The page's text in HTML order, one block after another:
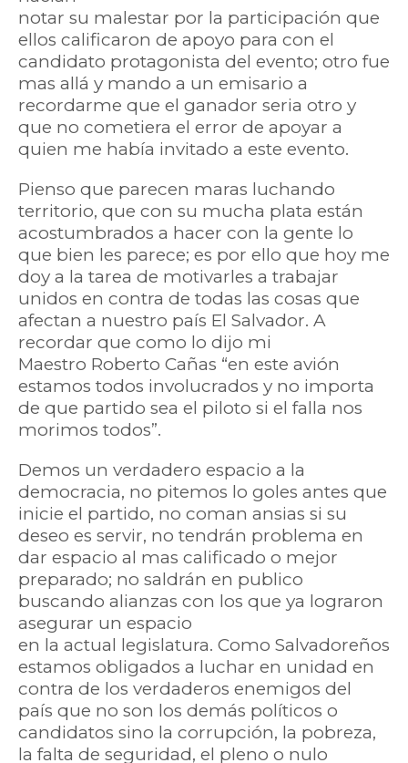
notar su malestar por la participación que
ellos calificaron de apoyo para con el
candidato protagonista del evento; otro fue
mas allá y mando a un emisario a
recordarme que el ganador seria otro y
que no cometiera el error de apoyar a
quien me había invitado a este evento.
Pienso que parecen maras luchando
territorio, que con su mucha plata están
acostumbrados a hacer con la gente lo
que bien les parece; es por ello que hoy me
doy a la tarea de motivarles a trabajar
unidos en contra de todas las cosas que
afectan a nuestro país El Salvador. A
recordar que como lo dijo mi
Maestro Roberto Cañas “en este avión
estamos todos involucrados y no importa
de que partido sea el piloto si el falla nos
morimos todos”.
Demos un verdadero espacio a la
democracia, no pitemos lo goles antes que
inicie el partido, no coman ansias si su
deseo es servir, no tendrán problema en
dar espacio al mas calificado o mejor
preparado; no saldrán en publico
buscando alianzas con los que ya lograron
asegurar un espacio
en la actual legislatura. Como Salvadoreños
estamos obligados a luchar en unidad en
contra de los verdaderos enemigos del
país que no son los demás políticos o
candidatos sino la corrupción, la pobreza,
la falta de seguridad, el pleno o nulo